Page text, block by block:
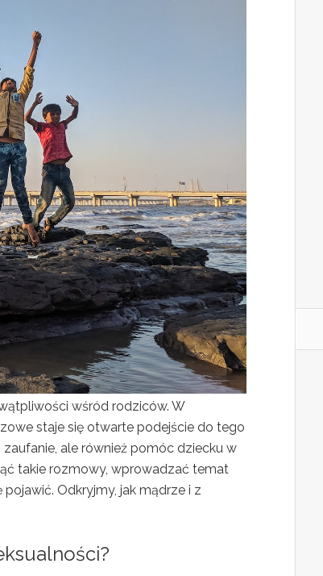
wśród rodziców. W
staje się otwarte podejście do tego
ale również pomóc dziecku w
takie rozmowy, wprowadzać temat
Odkryjmy, jak mądrze i z